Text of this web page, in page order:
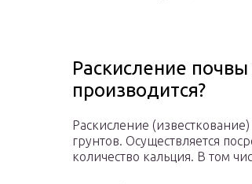
Раскисление
производится?
Раскисление
грунтов. Осуществляется
количество кальция. В том